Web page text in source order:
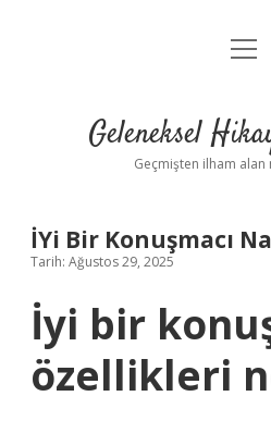
Anasayfa
Yasal
Geleneksel
Geçmişten ilham alan
İYi Bir Konuşmacı
Tarih: Ağustos 29, 2025
İyi bir
özellikleri